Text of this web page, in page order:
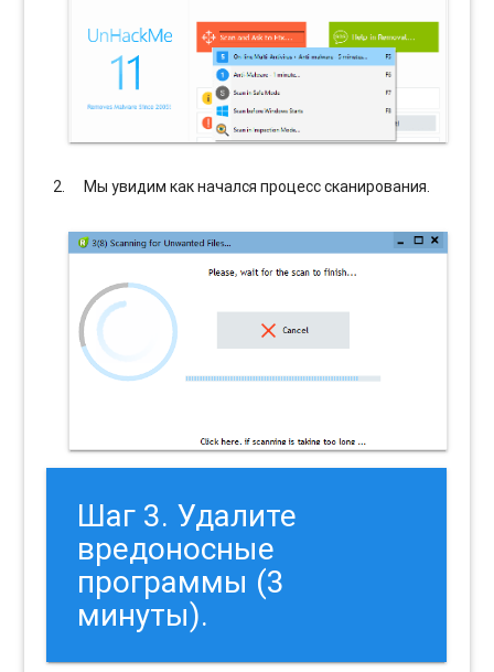
Мы увидим как начался процесс сканирования.
Шаг 3. Удалите
вредоносные
программы (3
минуты).